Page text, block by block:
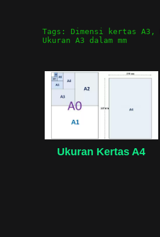
Tags: Dimensi kertas A3 ,
Ukuran A3 dalam mm
Ukuran Kertas A4